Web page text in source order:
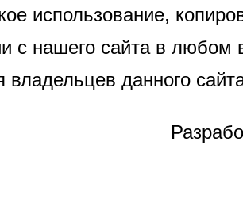
использование,
с нашего сайта в любом
владельцев данного